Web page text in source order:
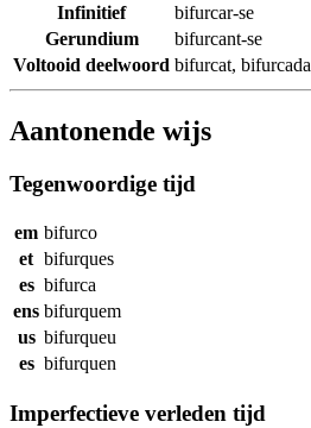
Infinitief
bifurcar-se
Gerundium
bifurcant-se
Voltooid deelwoord bifurcat, bifurcada
Aantonende wijs
Tegenwoordige tijd
em bifurco
et bifurques
es bifurca
ens bifurquem
us bifurqueu
es bifurquen
Imperfectieve verleden tijd